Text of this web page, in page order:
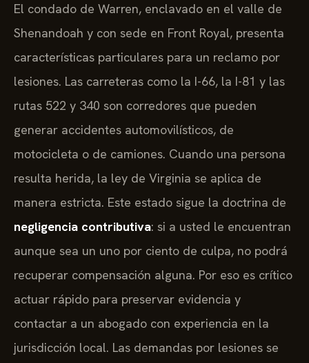
El condado de Warren, enclavado en el valle de
Shenandoah y con sede en Front Royal, presenta
características particulares para un reclamo por
lesiones. Las carreteras como la I-66, la I-81 y las
rutas 522 y 340 son corredores que pueden
generar accidentes automovilísticos, de
motocicleta o de camiones. Cuando una persona
resulta herida, la ley de Virginia se aplica de
manera estricta. Este estado sigue la doctrina de
negligencia contributiva: si a usted le encuentran
aunque sea un uno por ciento de culpa, no podrá
recuperar compensación alguna. Por eso es crítico
actuar rápido para preservar evidencia y
contactar a un abogado con experiencia en la
jurisdicción local. Las demandas por lesiones se